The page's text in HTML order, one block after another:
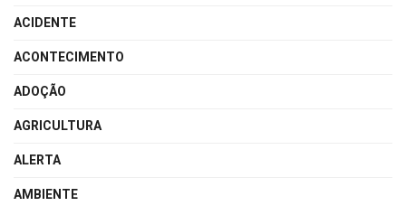
ACIDENTE
ACONTECIMENTO
ADOÇÃO
AGRICULTURA
ALERTA
AMBIENTE